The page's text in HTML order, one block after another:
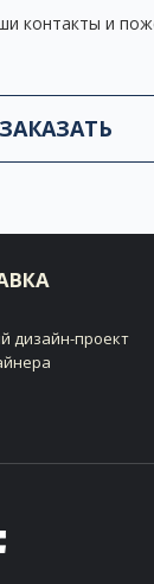
контакты и
ЗАКАЗАТЬ
дизайн-проект